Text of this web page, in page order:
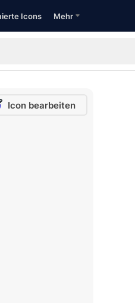
Icons Mehr
Icon bearbeiten